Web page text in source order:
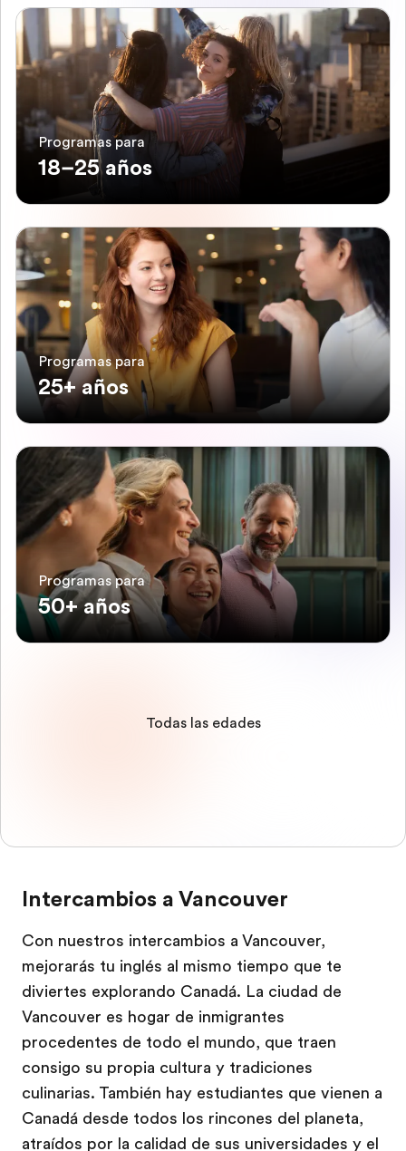
Programas para
18–25 años
Programas para
25+ años
Programas para
50+ años
Todas las edades
Intercambios a Vancouver
Con nuestros intercambios a Vancouver,
mejorarás tu inglés al mismo tiempo que te
diviertes explorando Canadá. La ciudad de
Vancouver es hogar de inmigrantes
procedentes de todo el mundo, que traen
consigo su propia cultura y tradiciones
culinarias. También hay estudiantes que vienen a
Canadá desde todos los rincones del planeta,
atraídos por la calidad de sus universidades y el